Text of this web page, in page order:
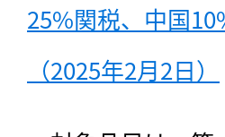
25%関税、中国
（2025年2月2日）